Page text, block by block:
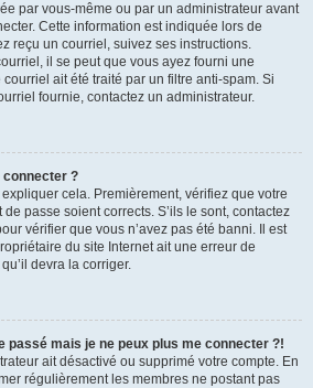
par vous-même ou par un administrateur avant
Cette information est indiquée lors de
reçu un courriel, suivez ses instructions.
il se peut que vous ayez fourni une
ait été traité par un filtre anti-spam. Si
fournie, contactez un administrateur.
connecter ?
cela. Premièrement, vérifiez que votre
de passe soient corrects. S’ils le sont, contactez
vérifier que vous n’avez pas été banni. Il est
du site Internet ait une erreur de
devra la corriger.
passé mais je ne peux plus me connecter ?!
ait désactivé ou supprimé votre compte. En
régulièrement les membres ne postant pas